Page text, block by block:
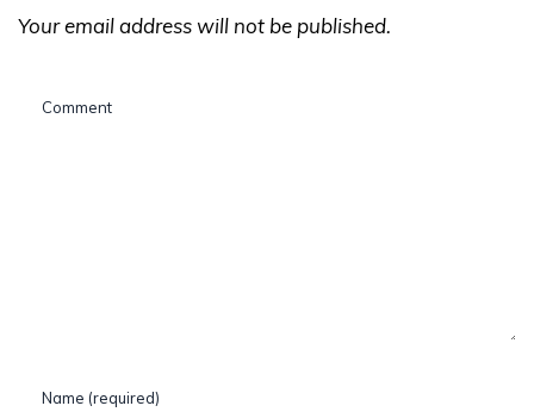
Your email address will not be published.